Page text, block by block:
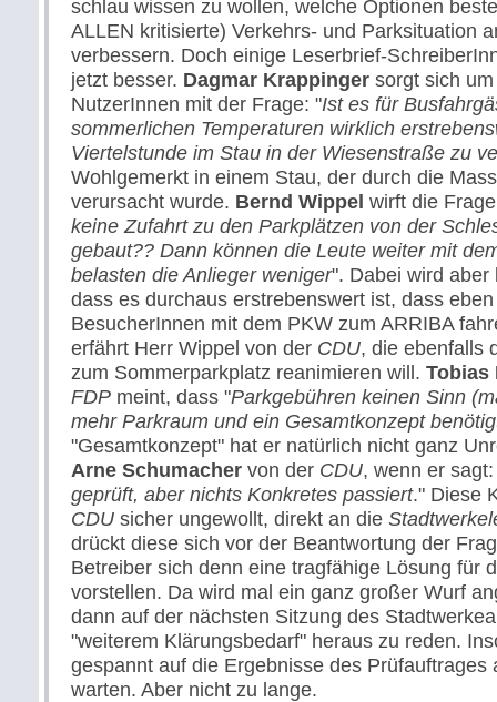
schlau wissen zu wollen, welche Optionen
ALLEN kritisierte) Verkehrs- und Parksituation
verbessern. Doch einige Leserbrief-
jetzt besser. Dagmar Krappinger sorgt sich
NutzerInnen mit der Frage: "Ist es für
sommerlichen Temperaturen wirklich
Viertelstunde im Stau in der Wiesenstraße zu
Wohlgemerkt in einem Stau, der durch die
verursacht wurde. Bernd Wippel wirft die
keine Zufahrt zu den Parkplätzen von der
gebaut?? Dann können die Leute weiter mit
belasten die Anlieger weniger". Dabei wird aber
dass es durchaus erstrebenswert ist, dass
BesucherInnen mit dem PKW zum ARRIBA
erfährt Herr Wippel von der CDU, die ebenfalls
zum Sommerparkplatz reanimieren will. Tobias
FDP meint, dass "Parkgebühren keinen Sinn
mehr Parkraum und ein Gesamtkonzept
"Gesamtkonzept" hat er natürlich nicht ganz
Arne Schumacher von der CDU, wenn er
geprüft, aber nichts Konkretes passiert." Diese
CDU sicher ungewollt, direkt an die
drückt diese sich vor der Beantwortung der
Betreiber sich denn eine tragfähige Lösung für
vorstellen. Da wird mal ein ganz großer Wurf
dann auf der nächsten Sitzung des
"weiterem Klärungsbedarf" heraus zu reden.
gespannt auf die Ergebnisse des Prüfauftrages
warten. Aber nicht zu lange.